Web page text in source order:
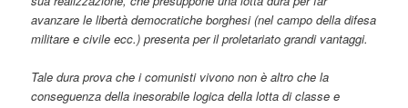
avanzare le libertà democratiche borghesi (nel campo della difesa
militare e civile ecc.) presenta per il proletariato grandi vantaggi.
Tale dura prova che i comunisti vivono non è altro che la
conseguenza della inesorabile logica della lotta di classe e